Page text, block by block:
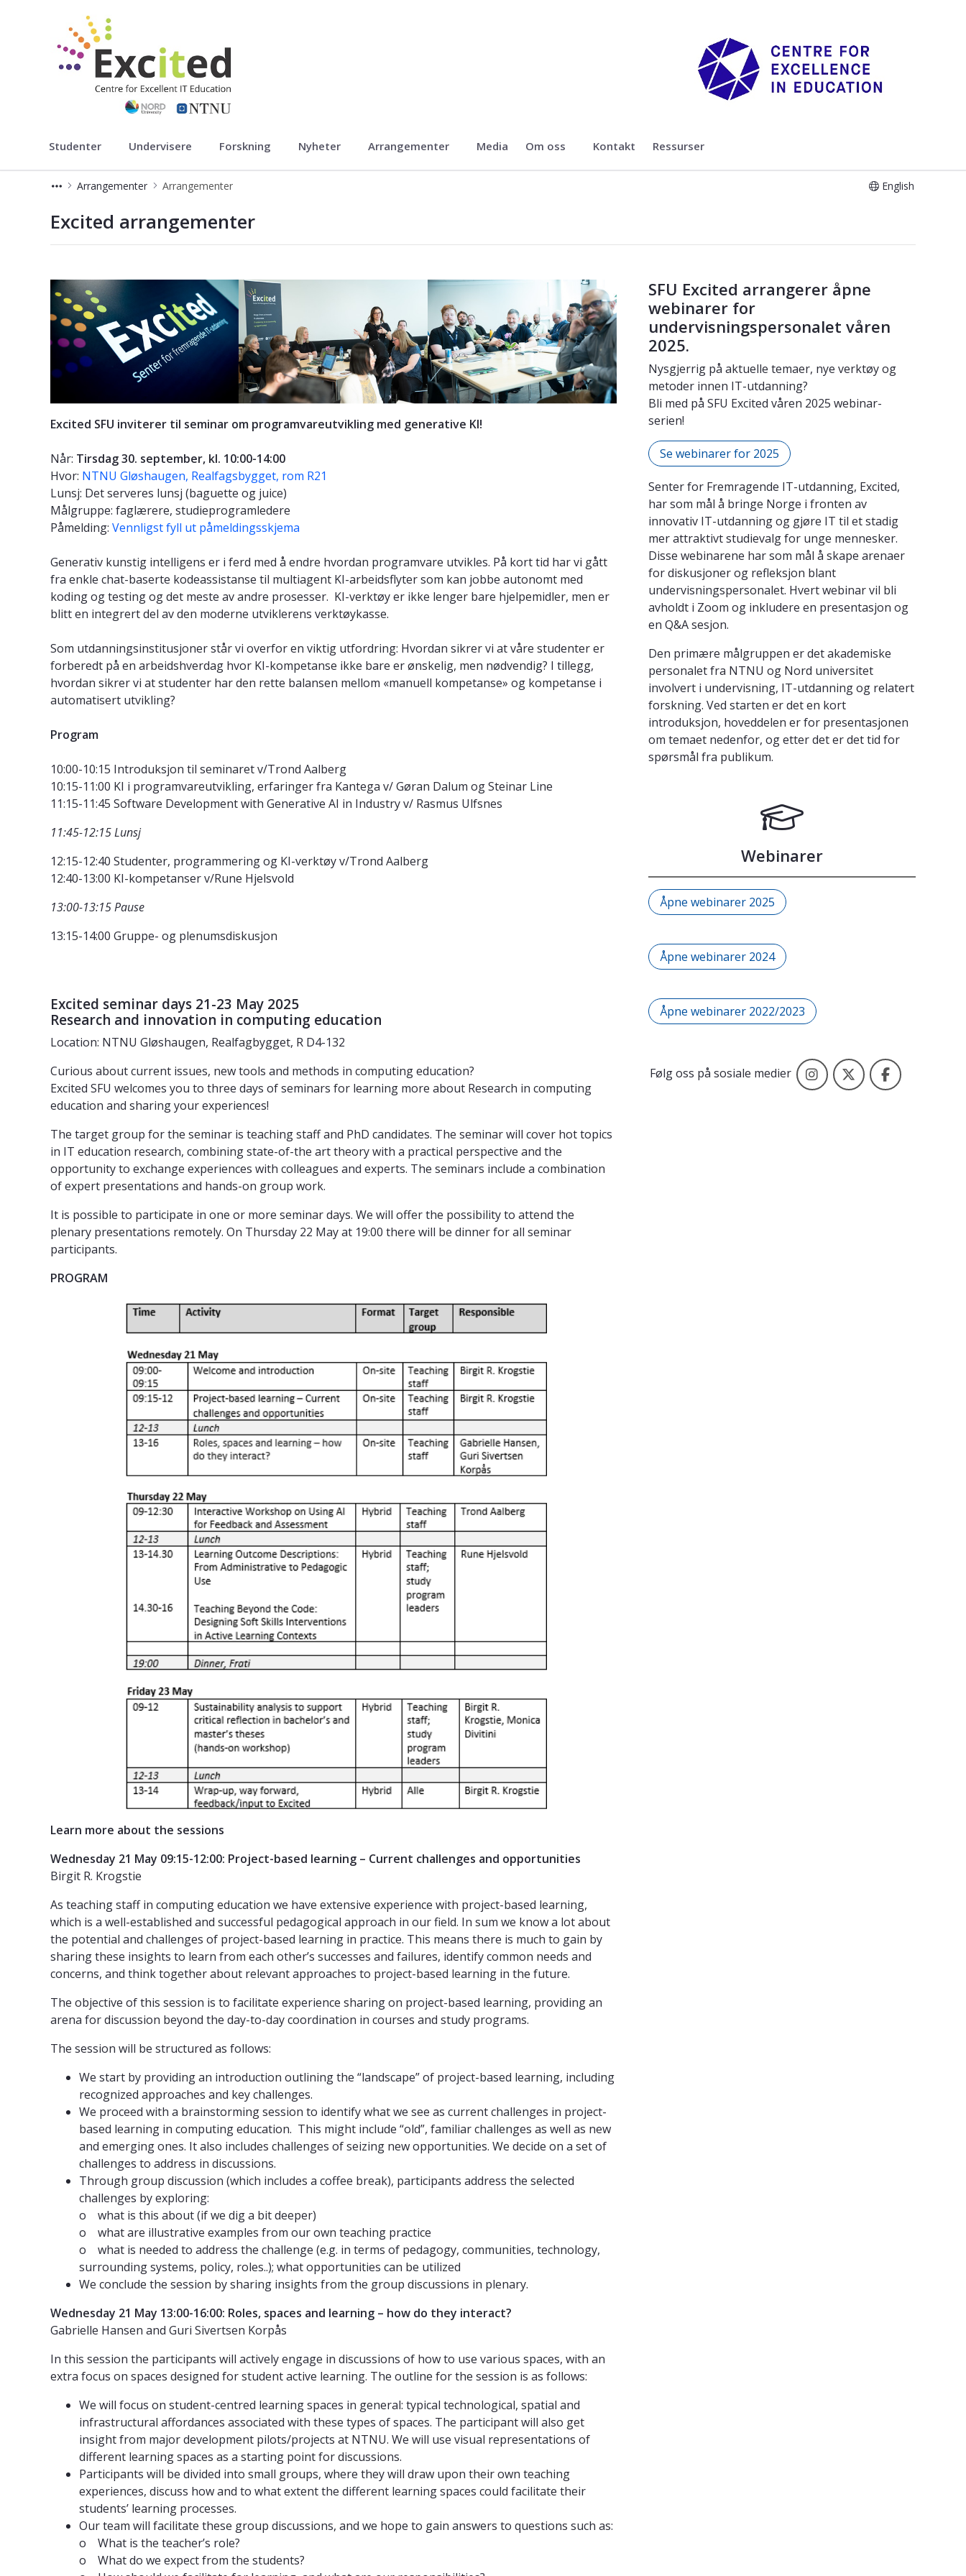
excited
Studenter Undervisere Forskning Nyheter Arrangementer Media Om oss Kontakt Ressurser
Arrangementer Arrangementer English
Arrangementer
Excited arrangementer
Excited SFU inviterer til seminar om programvareutvikling med generative KI!
Når: Tirsdag 30. september, kl. 10:00-14:00
Hvor: NTNU Gløshaugen, Realfagsbygget, rom R21
Lunsj: Det serveres lunsj (baguette og juice)
Målgruppe: faglærere, studieprogramledere
Påmelding: Vennligst fyll ut påmeldingsskjema
Generativ kunstig intelligens er i ferd med å endre hvordan programvare utvikles. På kort tid har vi gått
fra enkle chat-baserte kodeassistanse til multiagent KI-arbeidsflyter som kan jobbe autonomt med
koding og testing og det meste av andre prosesser. KI-verktøy er ikke lenger bare hjelpemidler, men er
blitt en integrert del av den moderne utviklerens verktøykasse.
Som utdanningsinstitusjoner står vi overfor en viktig utfordring: Hvordan sikrer vi at våre studenter er
forberedt på en arbeidshverdag hvor KI-kompetanse ikke bare er ønskelig, men nødvendig? I tillegg,
hvordan sikrer vi at studenter har den rette balansen mellom «manuell kompetanse» og kompetanse i
automatisert utvikling?
Program
10:00-10:15 Introduksjon til seminaret v/Trond Aalberg
10:15-11:00 KI i programvareutvikling, erfaringer fra Kantega v/ Gøran Dalum og Steinar Line
11:15-11:45 Software Development with Generative AI in Industry v/ Rasmus Ulfsnes
11:45-12:15 Lunsj
12:15-12:40 Studenter, programmering og KI-verktøy v/Trond Aalberg
12:40-13:00 KI-kompetanser v/Rune Hjelsvold
13:00-13:15 Pause
13:15-14:00 Gruppe- og plenumsdiskusjon
Excited seminar days 21-23 May 2025
Research and innovation in computing education
Location: NTNU Gløshaugen, Realfagbygget, R D4-132
Curious about current issues, new tools and methods in computing education?
Excited SFU welcomes you to three days of seminars for learning more about Research in computing
education and sharing your experiences!
The target group for the seminar is teaching staff and PhD candidates. The seminar will cover hot topics
in IT education research, combining state-of-the art theory with a practical perspective and the
opportunity to exchange experiences with colleagues and experts. The seminars include a combination
of expert presentations and hands-on group work.
It is possible to participate in one or more seminar days. We will offer the possibility to attend the
plenary presentations remotely. On Thursday 22 May at 19:00 there will be dinner for all seminar
participants.
PROGRAM
Learn more about the sessions
Wednesday 21 May 09:15-12:00: Project-based learning – Current challenges and opportunities
Birgit R. Krogstie
As teaching staff in computing education we have extensive experience with project-based learning,
which is a well-established and successful pedagogical approach in our field. In sum we know a lot about
the potential and challenges of project-based learning in practice. This means there is much to gain by
sharing these insights to learn from each other’s successes and failures, identify common needs and
concerns, and think together about relevant approaches to project-based learning in the future.
The objective of this session is to facilitate experience sharing on project-based learning, providing an
arena for discussion beyond the day-to-day coordination in courses and study programs.
The session will be structured as follows:
We start by providing an introduction outlining the “landscape” of project-based learning, including
recognized approaches and key challenges.
We proceed with a brainstorming session to identify what we see as current challenges in project-
based learning in computing education. This might include “old”, familiar challenges as well as new
and emerging ones. It also includes challenges of seizing new opportunities. We decide on a set of
challenges to address in discussions.
Through group discussion (which includes a coffee break), participants address the selected
challenges by exploring:
o what is this about (if we dig a bit deeper)
o what are illustrative examples from our own teaching practice
o what is needed to address the challenge (e.g. in terms of pedagogy, communities, technology,
surrounding systems, policy, roles..); what opportunities can be utilized
We conclude the session by sharing insights from the group discussions in plenary.
Wednesday 21 May 13:00-16:00: Roles, spaces and learning – how do they interact?
Gabrielle Hansen and Guri Sivertsen Korpås
In this session the participants will actively engage in discussions of how to use various spaces, with an
extra focus on spaces designed for student active learning. The outline for the session is as follows:
We will focus on student-centred learning spaces in general: typical technological, spatial and
infrastructural affordances associated with these types of spaces. The participant will also get
insight from major development pilots/projects at NTNU. We will use visual representations of
different learning spaces as a starting point for discussions.
Participants will be divided into small groups, where they will draw upon their own teaching
experiences, discuss how and to what extent the different learning spaces could facilitate their
students’ learning processes.
Our team will facilitate these group discussions, and we hope to gain answers to questions such as:
o What is the teacher’s role?
o What do we expect from the students?
SFU Excited arrangerer åpne
webinarer for
undervisningspersonalet våren
2025.
Nysgjerrig på aktuelle temaer, nye verktøy og
metoder innen IT-utdanning?
Bli med på SFU Excited våren 2025 webinar-
serien!
Se webinarer for 2025
Senter for Fremragende IT-utdanning, Excited,
har som mål å bringe Norge i fronten av
innovativ IT-utdanning og gjøre IT til et stadig
mer attraktivt studievalg for unge mennesker.
Disse webinarene har som mål å skape arenaer
for diskusjoner og refleksjon blant
undervisningspersonalet. Hvert webinar vil bli
avholdt i Zoom og inkludere en presentasjon og
en Q&A sesjon.
Den primære målgruppen er det akademiske
personalet fra NTNU og Nord universitet
involvert i undervisning, IT-utdanning og relatert
forskning. Ved starten er det en kort
introduksjon, hoveddelen er for presentasjonen
om temaet nedenfor, og etter det er det tid for
spørsmål fra publikum.
Webinarer
Åpne webinarer 2025
Åpne webinarer 2024
Åpne webinarer 2022/2023
Følg oss på sosiale medier Følg Excited på Instagram
Følg Excited på X
Følg